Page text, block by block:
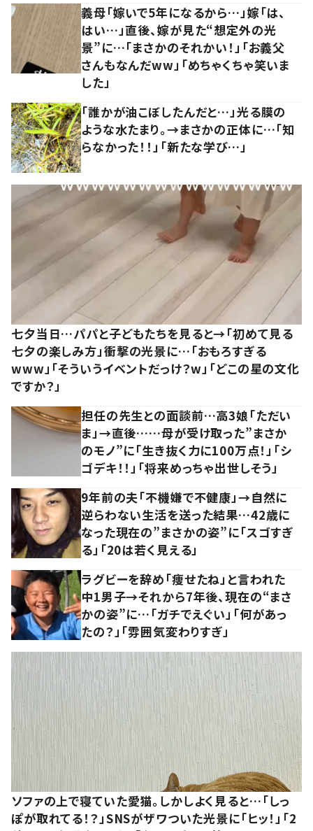
義母「嫁いで5年になるから…」嫁「は、
はい…」直後、嫁が見た“想定外の光
景”に…「まさかのそれかい！」「お義父
さんもなんだww」「めちゃくちゃ笑いま
した」
「誰かが油こぼしたんだと…」光る膜の
ような水たまり。→まさかの正体に…「知
らなかった！！」「新たな学び…」
七夕当日…パパと子どもたちを見ると→「初めて見る
七夕の楽しみ方」衝撃の光景に…「おもろすぎる
www」「そういうイベントだっけ？w」「どこの星の文化
ですか？」
担任の先生との面談前…高3娘「ただい
ま」→直後……母が受け取った”まさか
のモノ”に「生き抜く力に100万点！」「シ
ゴデキ！！」「将来めっちゃ出世しそう」
9年前の夫「不機嫌で不健康」→自然に
逆らわない生活を送った結果…42歳に
なった現在の”まさかの姿”に「スゴすぎ
る」「20は若く見える」
ラグビーを辞め「痩せたね」と言われた
中1男子→それから7年後、現在の“まさ
かの姿”に…「ガチでえぐい」「何があっ
たの？」「雰囲気変わりすぎ」
ソファの上で寝ていた愛猫。しかしよく見ると…「しっ
ぽが取れてる！？」SNSがザワついた光景に「ヒッ！」「2